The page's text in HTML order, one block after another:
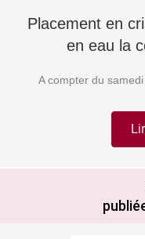
Placement en
en eau la
A compter du